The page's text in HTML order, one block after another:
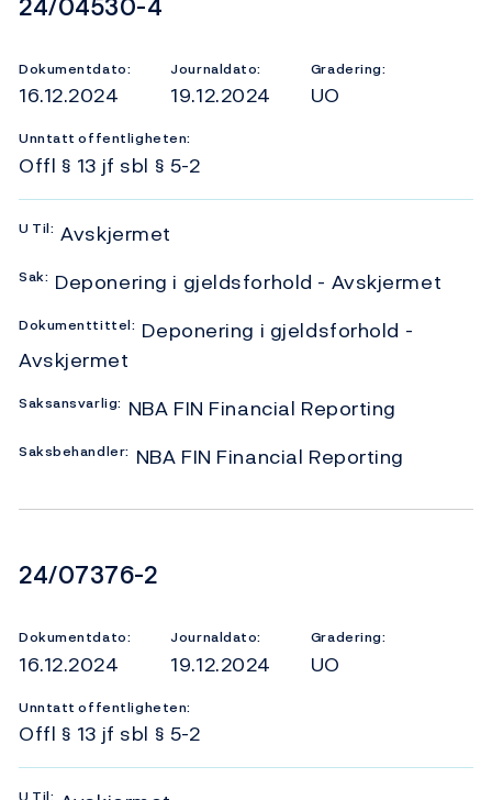
Dokumentdato:
16.12.2024
Journaldato:
19.12.2024
Gradering:
UO
Unntatt offentligheten:
Offl § 13 jf sbl § 5-2
U Til: Avskjermet
Sak: Deponering i gjeldsforhold - Avskjermet
Dokumenttittel: Deponering i gjeldsforhold -
Avskjermet
Saksansvarlig: NBA FIN Financial Reporting
Saksbehandler: NBA FIN Financial Reporting
Dokumentnummer
24/07376-2
Dokumentdato:
16.12.2024
Journaldato:
19.12.2024
Gradering:
UO
Unntatt offentligheten:
Offl § 13 jf sbl § 5-2